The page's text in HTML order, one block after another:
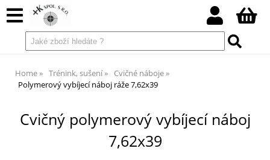
Home Trénink, sušení
Cvičné náboje
Polymerový vybíjecí náboj ráže 7,62x39
Cvičný polymerový vybíjecí náboj
7,62x39